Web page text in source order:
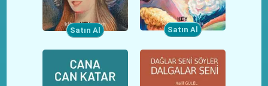
Satın Al Satın Al